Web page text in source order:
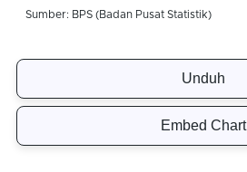
Unduh
Embed Chart